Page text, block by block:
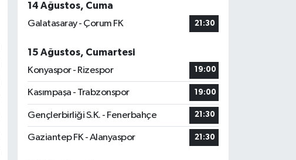
14 Ağustos, Cuma
Galatasaray - Çorum FK
21:30
15 Ağustos, Cumartesi
Konyaspor - Rizespor
19:00
Kasımpaşa - Trabzonspor 19:00
Gençlerbirliği S.K. - Fenerbahçe 21:30
Gaziantep FK - Alanyaspor 21:30